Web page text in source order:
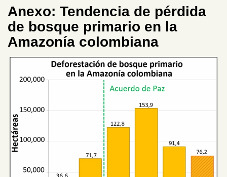
Anexo: Tendencia de pérdida
de bosque primario en la
Amazonía colombiana